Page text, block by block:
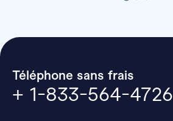
Téléphone sans frais
+ 1-833-564-4726